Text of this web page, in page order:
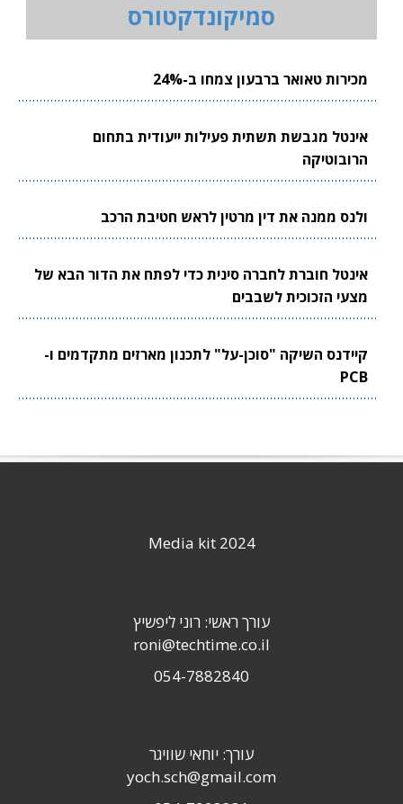
סמיקונדקטורס
מכירות טאואר ברבעון צמחו ב-24%
אינטל מגבשת תשתית פעילות ייעודית בתחום
הרובוטיקה
ולנס ממנה את דין מרטין לראש חטיבת הרכב
אינטל חוברת לחברה סינית כדי לפתח את הדור הבא של
מצעי הזכוכית לשבבים
קיידנס השיקה "סוכן-על" לתכנון מארזים מתקדמים ו-
PCB
Media kit 2024
עורך ראשי: רוני ליפשיץ
roni@techtime.co.il
054-7882840
עורך: יוחאי שוויגר
yoch.sch@gmail.com